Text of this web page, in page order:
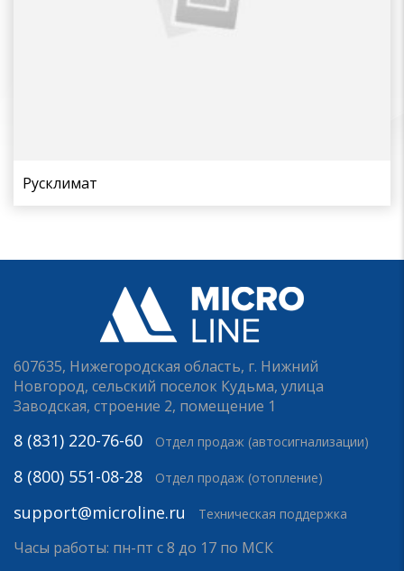
Русклимат
607635, Нижегородская область, г. Нижний
Новгород, сельский поселок Кудьма, улица
Заводская, строение 2, помещение 1
8 (831) 220-76-60 Отдел продаж (автосигнализации)
8 (800) 551-08-28 Отдел продаж (отопление)
support@microline.ru Техническая поддержка
Часы работы: пн-пт с 8 до 17 по МСК